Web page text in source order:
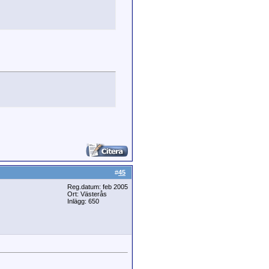
#45
Reg.datum: feb 2005
Ort: Västerås
Inlägg: 650